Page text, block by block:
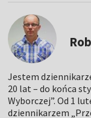
Jestem
20 lat – do końca
Wyborczej”. Od 1
dziennikarzem